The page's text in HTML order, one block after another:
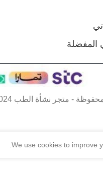
المفضلة
- متجر نشأة الطب 2024
We use cookies to improve